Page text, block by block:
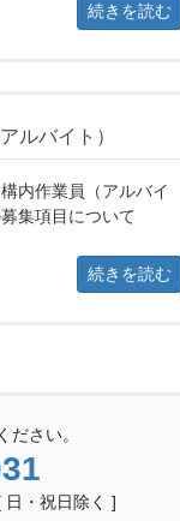
続きを読む
ルバイト）
内作業員（アルバイ
募集項目について
続きを読む
ださい。
・祝日除く ]